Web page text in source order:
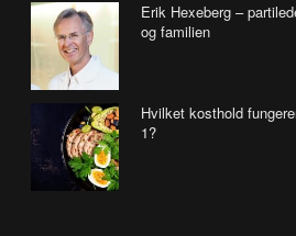
Erik Hexeberg –
og familien
Hvilket kosthold
1?